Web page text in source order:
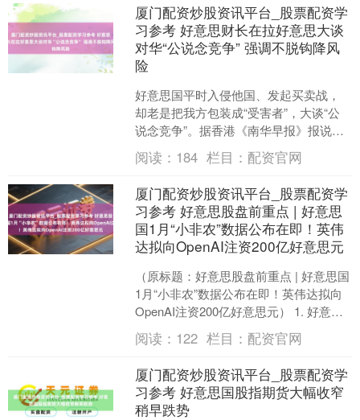
厦门配资炒股资讯平台_股票配资学
习参考 好意思财长在拉好意思大谈
对华“公说念竞争” 强调不脱钩降风
险
好意思国平时入侵他国、发起买卖战，
却老是把我方包装成“受害者”，大谈“公
说念竞争”。据香港《南华早报》报说
念，好意思国财政部长贝森特在当地时
期2月10日涌现，好....
阅读： 184 栏目： 配资官网
厦门配资炒股资讯平台_股票配资学
习参考 好意思股盘前重点 | 好意思
国1月“小非农”数据公布在即！英伟
达拟向OpenAI注资200亿好意思元
（原标题：好意思股盘前重点 | 好意思国
1月“小非农”数据公布在即！英伟达拟向
OpenAI注资200亿好意思元） 1. 好意思
国三大股指期货涨跌不一，纳指期货
跌....
阅读： 122 栏目： 配资官网
厦门配资炒股资讯平台_股票配资学
习参考 好意思国股指期货大幅收窄
稍早跌势